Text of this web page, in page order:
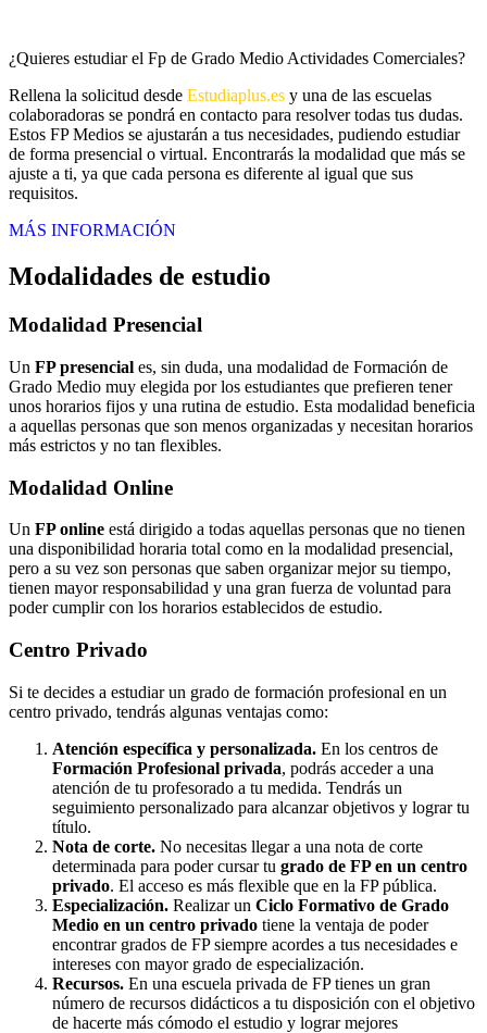
¿Quieres estudiar el Fp de Grado Medio Actividades Comerciales?
Rellena la solicitud desde Estudiaplus.es y una de las escuelas
colaboradoras se pondrá en contacto para resolver todas tus dudas.
Estos FP Medios se ajustarán a tus necesidades, pudiendo estudiar
de forma presencial o virtual. Encontrarás la modalidad que más se
ajuste a ti, ya que cada persona es diferente al igual que sus
requisitos.
MÁS INFORMACIÓN
Modalidades de estudio
Modalidad Presencial
Un FP presencial es, sin duda, una modalidad de Formación de
Grado Medio muy elegida por los estudiantes que prefieren tener
unos horarios fijos y una rutina de estudio. Esta modalidad beneficia
a aquellas personas que son menos organizadas y necesitan horarios
más estrictos y no tan flexibles.
Modalidad Online
Un FP online está dirigido a todas aquellas personas que no tienen
una disponibilidad horaria total como en la modalidad presencial,
pero a su vez son personas que saben organizar mejor su tiempo,
tienen mayor responsabilidad y una gran fuerza de voluntad para
poder cumplir con los horarios establecidos de estudio.
Centro Privado
Si te decides a estudiar un grado de formación profesional en un
centro privado, tendrás algunas ventajas como:
Atención específica y personalizada. En los centros de
Formación Profesional privada, podrás acceder a una
atención de tu profesorado a tu medida. Tendrás un
seguimiento personalizado para alcanzar objetivos y lograr tu
título.
Nota de corte. No necesitas llegar a una nota de corte
determinada para poder cursar tu grado de FP en un centro
privado. El acceso es más flexible que en la FP pública.
Especialización. Realizar un Ciclo Formativo de Grado
Medio en un centro privado tiene la ventaja de poder
encontrar grados de FP siempre acordes a tus necesidades e
intereses con mayor grado de especialización.
Recursos. En una escuela privada de FP tienes un gran
número de recursos didácticos a tu disposición con el objetivo
de hacerte más cómodo el estudio y lograr mejores